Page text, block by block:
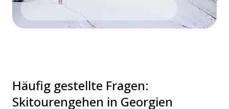
Häufig gestellte Fragen:
Skitourengehen in Georgien